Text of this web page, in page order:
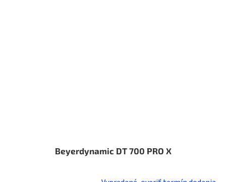
Beyerdynamic DT 700 PRO X